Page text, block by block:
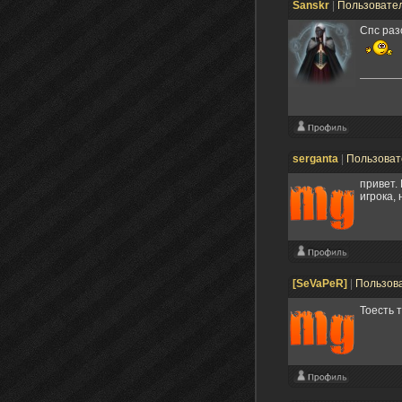
Sanskr
Спс
serganta
привет.
игрока,
[SeVaPeR]
Тоесть